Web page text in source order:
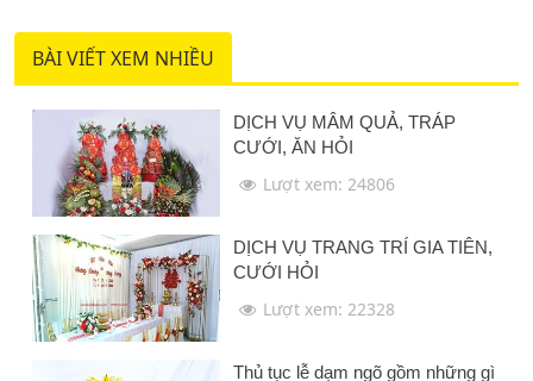
BÀI VIẾT XEM NHIỀU
DỊCH VỤ MÂM QUẢ, TRÁP
CƯỚI, ĂN HỎI
Lượt xem: 24806
DỊCH VỤ TRANG TRÍ GIA TIÊN,
CƯỚI HỎI
Lượt xem: 22328
Thủ tục lễ dạm ngõ gồm những gì